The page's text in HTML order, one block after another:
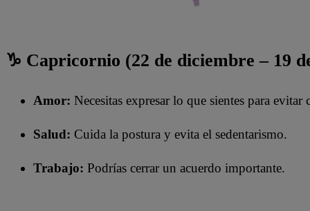
♑ Capricornio (22 de diciembre – 19
Amor: Necesitas expresar lo que sientes para evitar
Salud: Cuida la postura y evita el sedentarismo.
Trabajo: Podrías cerrar un acuerdo importante.